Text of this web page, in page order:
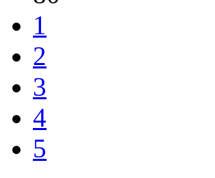
1
2
3
4
5